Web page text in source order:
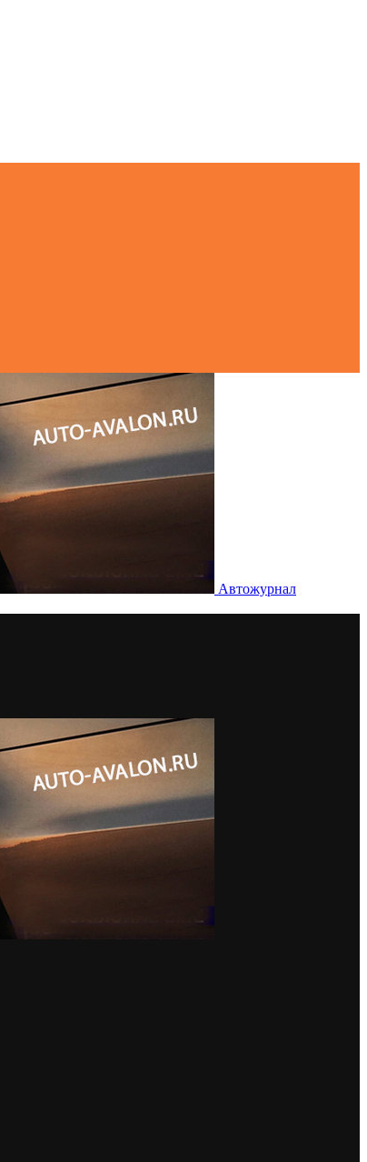
Автожурнал